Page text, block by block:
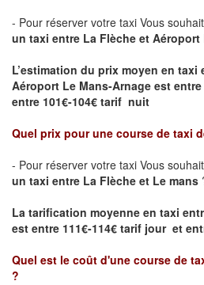
- Pour réserver votre taxi Vous
un taxi entre La Flèche et Aéroport
L’estimation du prix moyen en taxi
Aéroport Le Mans-Arnage est
entre 101€-104€ tarif nuit
Quel prix pour une course de taxi
- Pour réserver votre taxi Vous
un taxi entre La Flèche et Le mans
La tarification moyenne en taxi
est entre 111€-114€ tarif jour et
Quel est le coût d'une course de
?